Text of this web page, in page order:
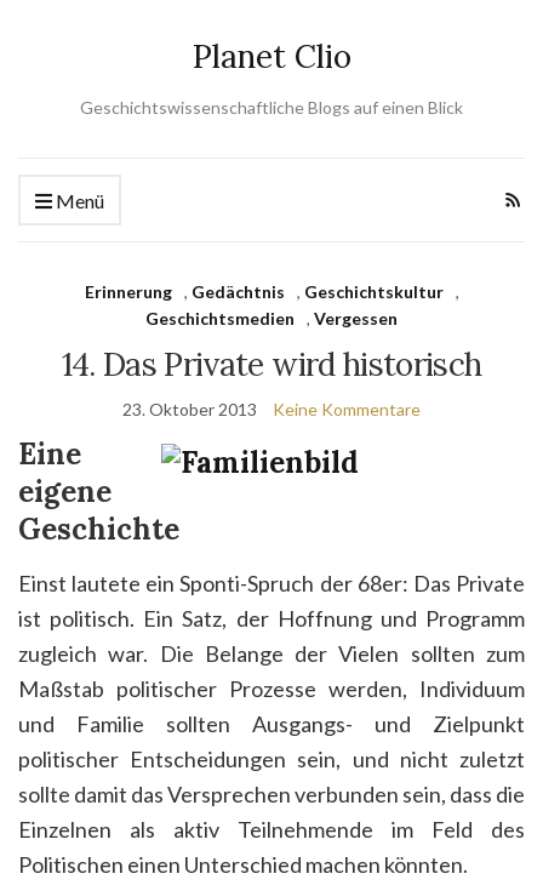
Planet Clio
Geschichtswissenschaftliche Blogs auf einen Blick
Menü
Erinnerung , Gedächtnis , Geschichtskultur
,
Geschichtsmedien
, Vergessen
14. Das Private wird historisch
23. Oktober 2013 Keine Kommentare
Eine
eigene
Geschichte
Einst lautete ein Sponti-Spruch der 68er: Das Private
ist politisch. Ein Satz, der Hoffnung und Programm
zugleich war. Die Belange der Vielen sollten zum
Maßstab politischer Prozesse werden, Individuum
und Familie sollten Ausgangs- und Zielpunkt
politischer Entscheidungen sein, und nicht zuletzt
sollte damit das Versprechen verbunden sein, dass die
Einzelnen als aktiv Teilnehmende im Feld des
Politischen einen Unterschied machen könnten.